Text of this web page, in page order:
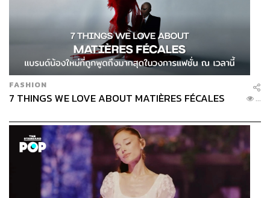
FASHION
7 THINGS WE LOVE ABOUT MATIÈRES FÉCALES ...